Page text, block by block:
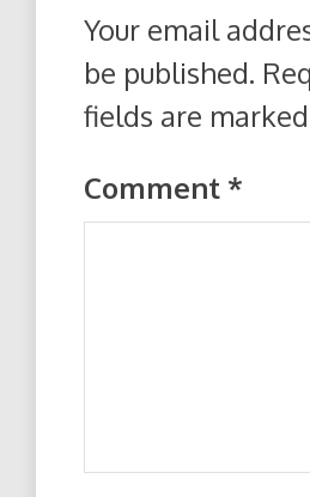
Your email
be published.
fields are marked
Comment *